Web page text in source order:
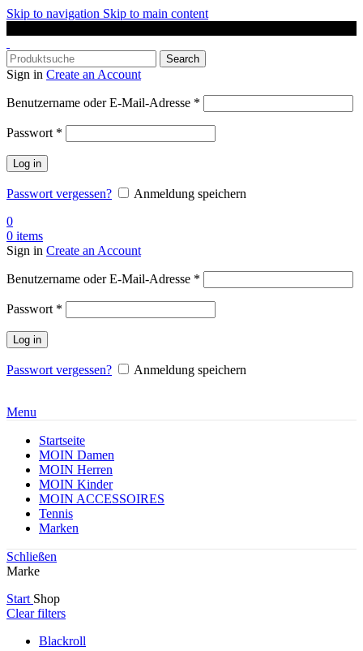
Skip to navigation Skip to main content
Search
Sign in Create an Account
Benutzername oder E-Mail-Adresse *
Passwort *
Log in
Passwort vergessen?
Anmeldung speichern
0
0 items
Sign in Create an Account
Benutzername oder E-Mail-Adresse *
Passwort *
Log in
Passwort vergessen? Anmeldung speichern
Menu
Startseite
MOIN Damen
MOIN Herren
MOIN Kinder
MOIN ACCESSOIRES
Tennis
Marken
Schließen
Marke
Start Shop
Clear filters
Blackroll